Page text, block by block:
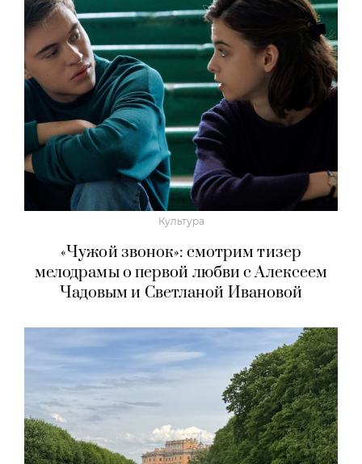
Культура
«Чужой звонок»: смотрим тизер
мелодрамы о первой любви с Алексеем
Чадовым и Светланой Ивановой